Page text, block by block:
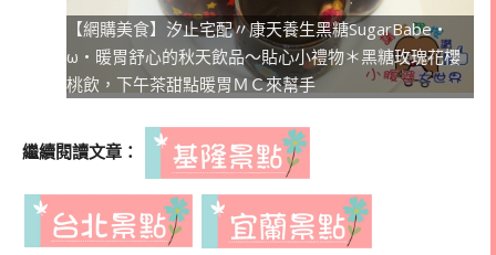
【網購美食】汐止宅配〃康天養生黑糖SugarBabe・
ω・暖胃舒心的秋天飲品～貼心小禮物＊黑糖玫瑰花櫻
桃飲，下午茶甜點暖胃ＭＣ來幫手
繼續閱讀文章：